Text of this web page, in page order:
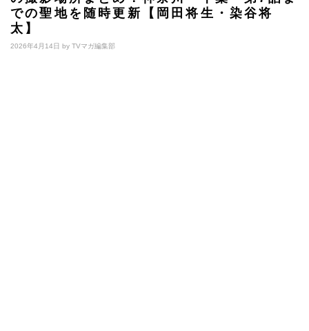
での聖地を随時更新【岡田将生・染谷将
太】
2026年4月14日 by TVマガ編集部